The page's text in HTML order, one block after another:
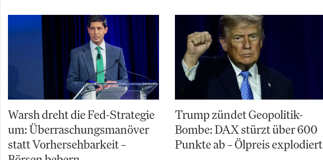
Warsh dreht die Fed-Strategie
um: Überraschungsmanöver
statt Vorhersehbarkeit –
Trump zündet Geopolitik-
Bombe: DAX stürzt über 600
Punkte ab – Ölpreis explodiert